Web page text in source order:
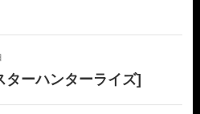
ーハンターライズ]